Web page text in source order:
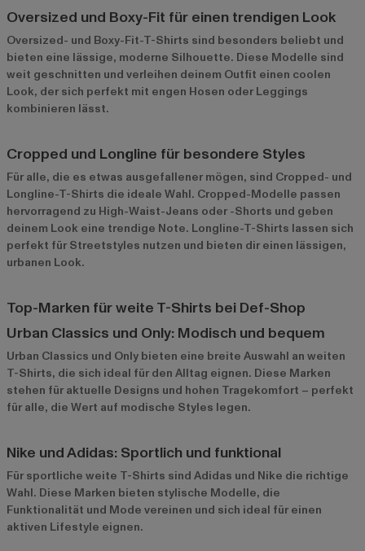
Oversized und Boxy-Fit für einen trendigen Look
Oversized- und Boxy-Fit-T-Shirts sind besonders beliebt und
bieten eine lässige, moderne Silhouette. Diese Modelle sind
weit geschnitten und verleihen deinem Outfit einen coolen
Look, der sich perfekt mit engen Hosen oder Leggings
kombinieren lässt.
Cropped und Longline für besondere Styles
Für alle, die es etwas ausgefallener mögen, sind Cropped- und
Longline-T-Shirts die ideale Wahl. Cropped-Modelle passen
hervorragend zu High-Waist-Jeans oder -Shorts und geben
deinem Look eine trendige Note. Longline-T-Shirts lassen sich
perfekt für Streetstyles nutzen und bieten dir einen lässigen,
urbanen Look.
Top-Marken für weite T-Shirts bei Def-Shop
Urban Classics und Only: Modisch und bequem
Urban Classics und Only bieten eine breite Auswahl an weiten
T-Shirts, die sich ideal für den Alltag eignen. Diese Marken
stehen für aktuelle Designs und hohen Tragekomfort – perfekt
für alle, die Wert auf modische Styles legen.
Nike und Adidas: Sportlich und funktional
Für sportliche weite T-Shirts sind Adidas und Nike die richtige
Wahl. Diese Marken bieten stylische Modelle, die
Funktionalität und Mode vereinen und sich ideal für einen
aktiven Lifestyle eignen.